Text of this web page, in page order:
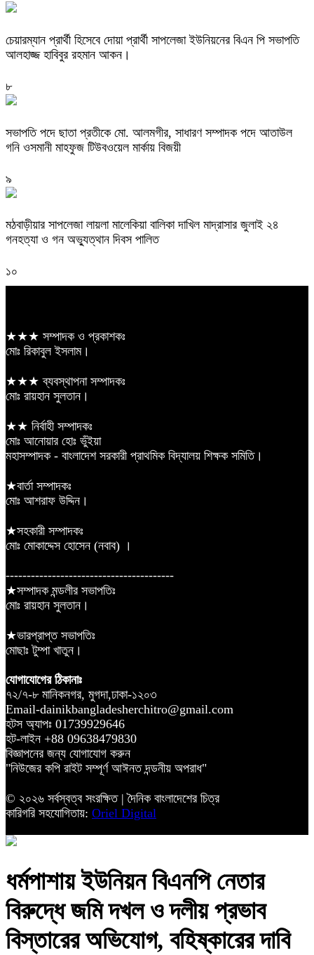
চেয়ারম্যান প্রার্থী হিসেবে দোয়া প্রার্থী সাপলেজা ইউনিয়নের বিএন পি সভাপতি
আলহাজ্জ হাবিবুর রহমান আকন।
৮
সভাপতি পদে ছাতা প্রতীকে মো. আলমগীর, সাধারণ সম্পাদক পদে আতাউল
গনি ওসমানী মাহফুজ টিউবওয়েল মার্কায় বিজয়ী
৯
মঠবাড়ীয়ার সাপলেজা লায়লা মালেকিয়া বালিকা দাখিল মাদ্রাসার জুলাই ২৪
গনহত্যা ও গন অভ্যুত্থান দিবস পালিত
১০
★★★ সম্পাদক ও প্রকাশকঃ
মোঃ রিকাবুল ইসলাম।
★★★ ব্যবস্থাপনা সম্পাদকঃ
মোঃ রায়হান সুলতান।
★★ নির্বাহী সম্পাদকঃ
মোঃ আনোয়ার হোঃ ভুঁইয়া
মহাসম্পাদক - বাংলাদেশ সরকারী প্রাথমিক বিদ্যালয় শিক্ষক সমিতি।
★বার্তা সম্পাদকঃ
মোঃ আশরাফ উদ্দিন।
★সহকারী সম্পাদকঃ
মোঃ মোকাদ্দেস হোসেন (নবাব) ।
----------------------------------------
★সম্পাদক মন্ডলীর সভাপতিঃ
মোঃ রায়হান সুলতান।
★ভারপ্রাপ্ত সভাপতিঃ
মোছাঃ টুম্পা খাতুন।
যোগাযোগের ঠিকানাঃ
৭২/৭-৮ মানিকনগর, মুগদা,ঢাকা-১২০৩
Email-dainikbangladesherchitro@gmail.com
হটস অ্যাপঃ 01739929646
হট-লাইন +88 09638479830
বিজ্ঞাপনের জন্য যোগাযোগ করুন
"নিউজের কপি রাইট সম্পূর্ণ আঈনত দন্ডনীয় অপরাধ"
© ২০২৬ সর্বস্বত্ব সংরক্ষিত | দৈনিক বাংলাদেশের চিত্র
কারিগরি সহযোগিতায়: Oriel Digital
ধর্মপাশায় ইউনিয়ন বিএনপি নেতার
বিরুদ্ধে জমি দখল ও দলীয় প্রভাব
বিস্তারের অভিযোগ, বহিষ্কারের দাবি